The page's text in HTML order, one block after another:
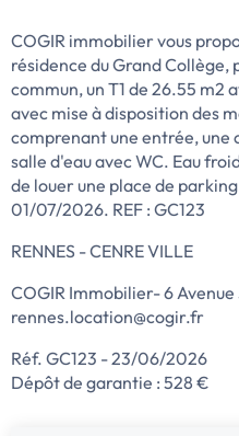
COGIR immobilier vous
résidence du Grand Collège,
commun, un T1 de 26.55 m2
avec mise à disposition des
comprenant une entrée, une
salle d'eau avec WC. Eau
de louer une place de
01/07/2026. REF : GC123
RENNES - CENRE VILLE
COGIR Immobilier- 6
rennes.location@cogir.fr
Réf. GC123 - 23/06/2026
Dépôt de garantie : 528 €